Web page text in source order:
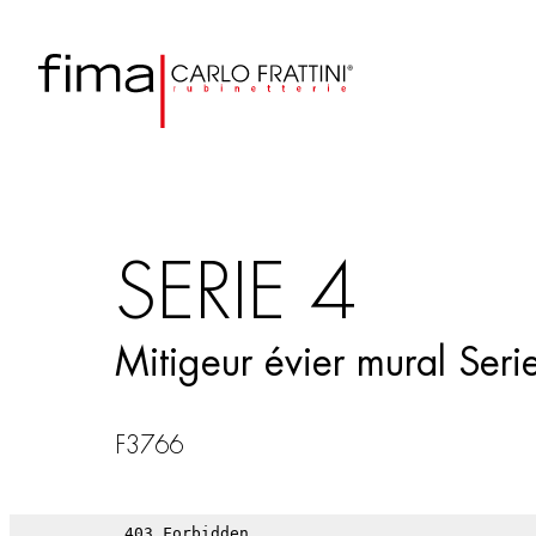
SERIE 4
Mitigeur évier mural
F3766